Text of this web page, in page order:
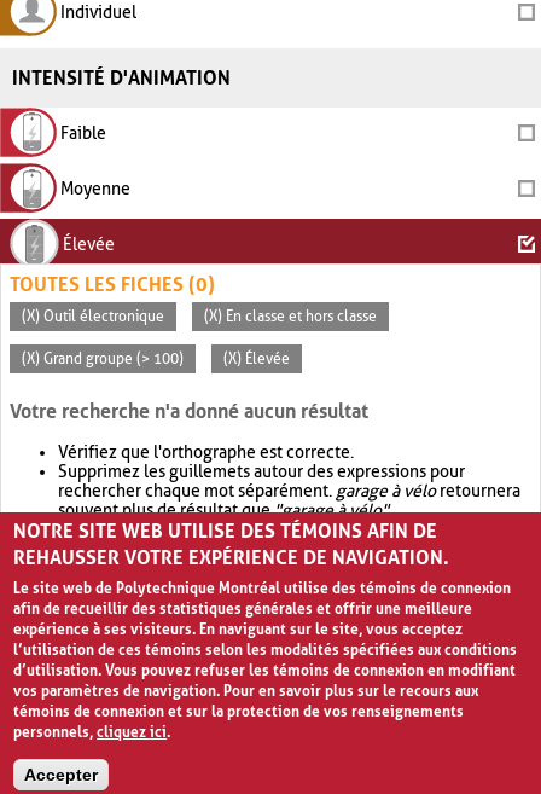
Individuel
INTENSITÉ D'ANIMATION
Faible
Moyenne
Élevée
TOUTES LES FICHES (0)
(X) Outil électronique (X) En classe et hors classe
(X) Grand groupe (> 100) (X) Élevée
Votre recherche n'a donné aucun résultat
Vérifiez que l'orthographe est correcte.
Supprimez les guillemets autour des expressions pour
rechercher chaque mot séparément. garage à véloretournera
souvent plus de résultat que"garage à vélo".
Envisagez d'élargir votre recherche avec OR.garage OR vélo
retournera souvent plus de résultat quegarage à vélo
NOTRE SITE WEB UTILISE DES TÉMOINS AFIN DE
REHAUSSER VOTRE EXPÉRIENCE DE NAVIGATION.
Le site web de Polytechnique Montréal utilise des témoins de connexion
afin de recueillir des statistiques générales et offrir une meilleure
expérience à ses visiteurs. En naviguant sur le site, vous acceptez
l’utilisation de ces témoins selon les modalités spécifiées aux conditions
d’utilisation. Vous pouvez refuser les témoins de connexion en modifiant
vos paramètres de navigation. Pour en savoir plus sur le recours aux
témoins de connexion et sur la protection de vos renseignements
personnels,cliquez ici.
Accepter